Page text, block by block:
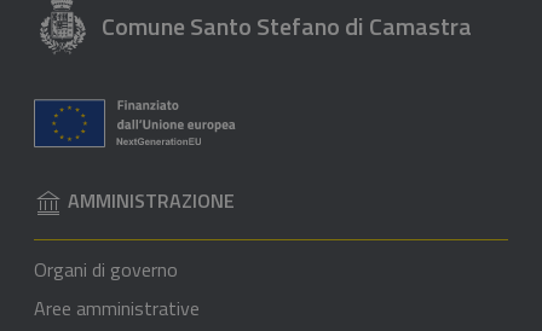
Comune Santo Stefano di Camastra
AMMINISTRAZIONE
Organi di governo
Aree amministrative